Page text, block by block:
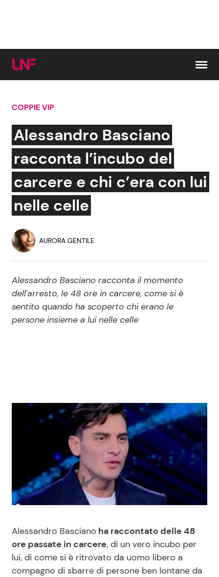
Cerca:
News e Cronaca
Attualità Italiana
Dal Mondo
Economia
Persone Scomparse
Politica
Gossip e TV
Bellezze VIP
Reality e Talent
Soap Opera
News Spettacolo
Benessere
Casa
Moda e Style
Mondo Mamma
News benessere
Cucina e Ricette
Consigli di Cucina
Dolci
Le Ricette in TV
Primi Piatti
COPPIE VIP
Alessandro Basciano
racconta l’incubo del
carcere e chi c’era con lui
nelle celle
AURORA GENTILE
Alessandro Basciano racconta il momento
dell'arresto, le 48 ore in carcere, come si è
sentito quando ha scoperto chi erano le
persone insieme a lui nelle celle
Alessandro Basciano ha raccontato delle 48
ore passate in carcere, di un vero incubo per
lui, di come si è ritrovato da uomo libero a
compagno di sbarre di persone ben lontane da